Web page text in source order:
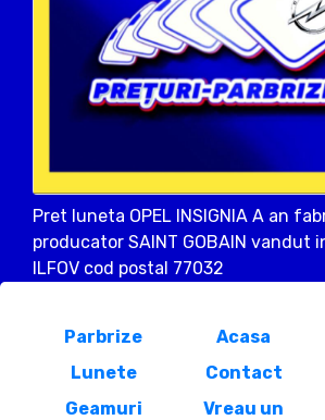
Pret luneta OPEL INSIGNIA A an
producator SAINT GOBAIN vandut
ILFOV cod postal 77032
Parbrize
Lunete
Geamuri
Acasa
Contact
Vreau un